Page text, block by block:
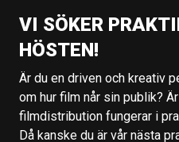
VI SÖKER
HÖSTEN!
Är du en driven och kreativ
om hur film når sin publik?
filmdistribution fungerar i
Då kanske du är vår nästa